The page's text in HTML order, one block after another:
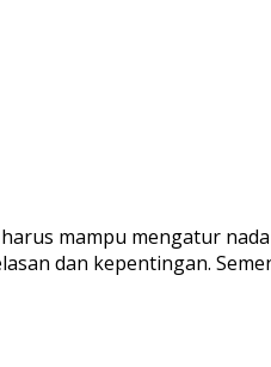
mampu mengatur
dan kepentingan.